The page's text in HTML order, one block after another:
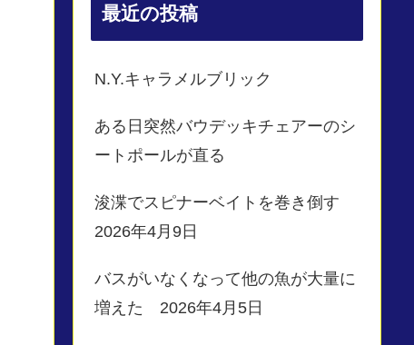
最近の投稿
N.Y.キャラメルブリック
ある日突然バウデッキチェアーのシ
ートポールが直る
浚渫でスピナーベイトを巻き倒す
2026年4月9日
バスがいなくなって他の魚が大量に
増えた 2026年4月5日